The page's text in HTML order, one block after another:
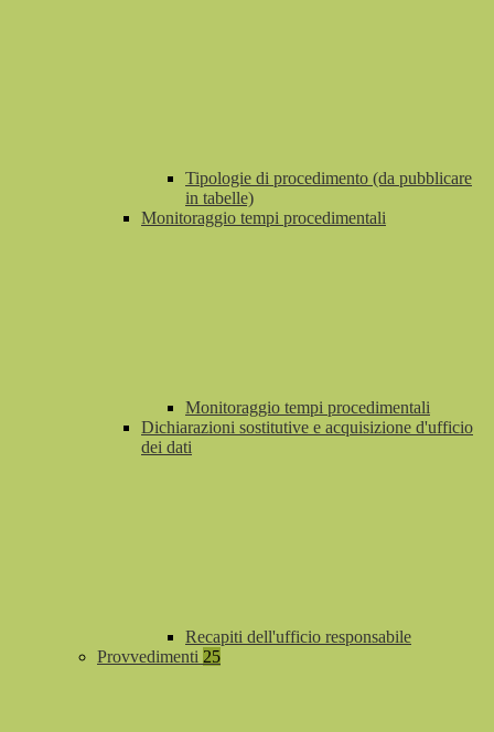
Tipologie di procedimento (da pubblicare
in tabelle)
Monitoraggio tempi procedimentali
Monitoraggio tempi procedimentali
Dichiarazioni sostitutive e acquisizione d'ufficio
dei dati
Recapiti dell'ufficio responsabile
Provvedimenti 25